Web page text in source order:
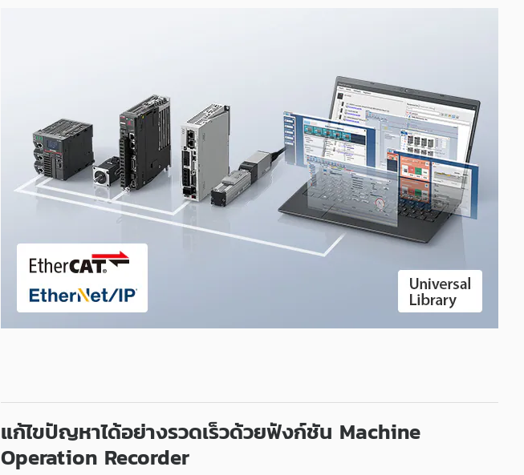
แก้ไขปัญหาได้อย่างรวดเร็วด้วยฟังก์ชัน Machine
Operation Recorder